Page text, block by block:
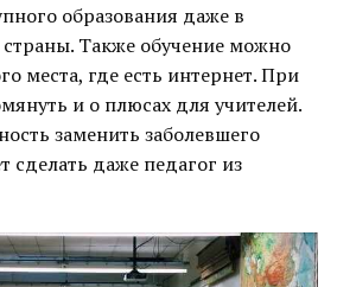
образования даже в
страны. Также обучение можно
места, где есть интернет. При
и о плюсах для учителей.
заменить заболевшего
сделать даже педагог из